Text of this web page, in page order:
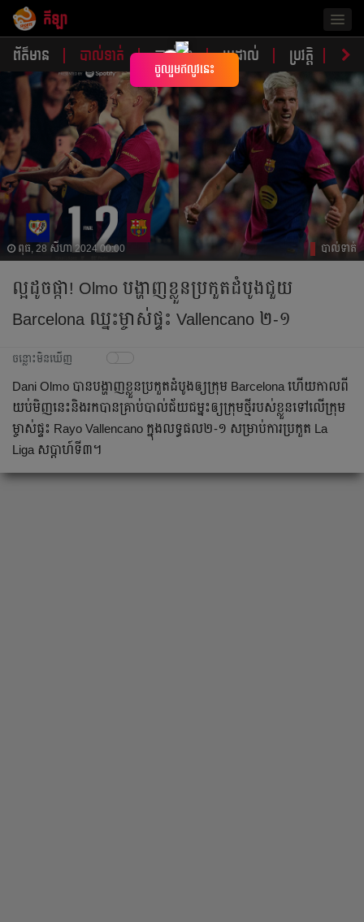
កីឡា
ព័ត៌មាន បាល់ទាត់ បាល់ទះ ប្រដាល់ ប្រវត្តិ​​ វិភា
ពុធ, 28 សីហា 2024 00:00 បាល់ទាត់
ល្អ​ដូច​ផ្កា! Olmo ​​​បង្ហាញ​ខ្លួន​​​ប្រកួត​ដំបូង​ជួយ​
Barcelona ឈ្នះ​ម្ចាស់​ផ្ទះ Vallencano ២-១​
ចន្លោះមិនឃើញ
Dani Olmo បាន​បង្ហាញ​ខ្លួន​ប្រកួត​ដំបូង​​ឲ្យ​ក្រុម Barcelona ​ហើយ​កាល​ពី​
យប់មិញ​នេះ​និង​រក​បាន​គ្រាប់​បាល់​ជ័យជម្នះ​ឲ្យ​ក្រុម​ថ្មី​របស់​ខ្លួន​​​​​ទៅ​លើ​ក្រុម​
ម្ចាស់​ផ្ទះ Rayo Vallencano ក្នុង​លទ្ធផល​២-១ សម្រាប់​ការ​​​ប្រកួត​ La
Liga សប្ដាហ៍​ទី​៣។ ​
×
ចូលរួមឥលូវនេះ